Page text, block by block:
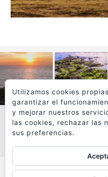
VER MÁS
Utilizamos cookies
garantizar el
y mejorar nuestros
las cookies, rechazar las
sus preferencias.